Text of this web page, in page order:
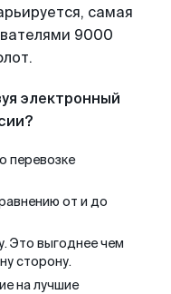
самая
9000
электронный
перевозке
от и до
Это выгоднее чем
сторону.
на лучшие